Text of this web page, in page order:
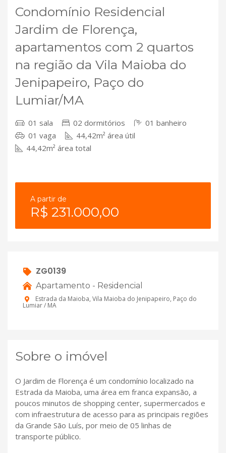
Condomínio Residencial
Jardim de Florença,
apartamentos com 2 quartos
na região da Vila Maioba do
Jenipapeiro, Paço do
Lumiar/MA
01 sala 02 dormitórios
01 banheiro
01 vaga
44,42m² área útil
44,42m² área total
A partir de
R$ 231.000,00
ZG0139
Apartamento - Residencial
Estrada da Maioba, Vila Maioba do Jenipapeiro, Paço do
Lumiar / MA
Sobre o imóvel
O Jardim de Florença é um condomínio localizado na
Estrada da Maioba, uma área em franca expansão, a
poucos minutos de shopping center, supermercados e
com infraestrutura de acesso para as principais regiões
da Grande São Luís, por meio de 05 linhas de
transporte público.